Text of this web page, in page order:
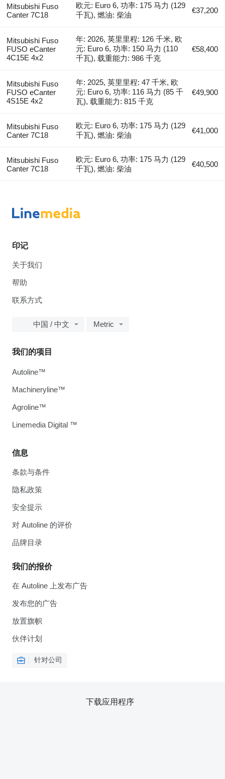
Mitsubishi Fuso
Canter 7C18
欧元: Euro 6, 功率: 175 马力 (129
千瓦), 燃油: 柴油
€37,200
Mitsubishi Fuso
FUSO eCanter
4C15E 4x2
年: 2026, 英里里程: 126 千米, 欧
元: Euro 6, 功率: 150 马力 (110
千瓦), 载重能力: 986 千克
€58,400
Mitsubishi Fuso
FUSO eCanter
4S15E 4x2
年: 2025, 英里里程: 47 千米, 欧
元: Euro 6, 功率: 116 马力 (85 千
瓦), 载重能力: 815 千克
€49,900
Mitsubishi Fuso
Canter 7C18
欧元: Euro 6, 功率: 175 马力 (129
千瓦), 燃油: 柴油
€41,000
Mitsubishi Fuso
Canter 7C18
欧元: Euro 6, 功率: 175 马力 (129
千瓦), 燃油: 柴油
€40,500
印记
关于我们
帮助
联系方式
中国 / 中文 Metric
信息
条款与条件
隐私政策
安全提示
对 Autoline 的评价
品牌目录
我们的报价
在 Autoline 上发布广告
发布您的广告
放置旗帜
伙伴计划
针对公司
我们的项目
Autoline™
Machineryline™
Agroline™
Linemedia Digital ™
下载应用程序